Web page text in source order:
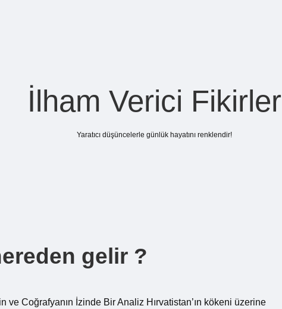
İlham Verici Fikirler
Yaratıcı düşüncelerle günlük hayatını renklendir!
gelir ?
Coğrafyanın İzinde Bir Analiz Hırvatistan’ın kökeni üzerine